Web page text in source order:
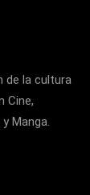
de la cultura
Cine,
Manga.